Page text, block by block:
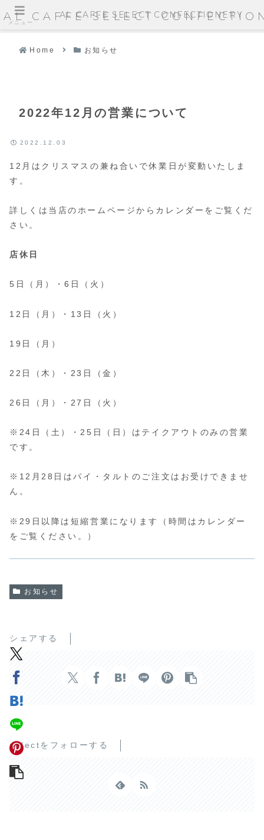
AL CAFFE SELECT
Home お知らせ
2022年12月の営業について
2022.12.03
12月はクリスマスの兼ね合いで休業日が変動いたしま
す。
詳しくは当店のホームページからカレンダーをご覧くだ
さい。
店休日
5日（月）・6日（火）
12日（月）・13日（火）
19日（月）
22日（木）・23日（金）
26日（月）・27日（火）
※24日（土）・25日（日）はテイクアウトのみの営業
です。
※12月28日はパイ・タルトのご注文はお受けできませ
ん。
※29日以降は短縮営業になります（時間はカレンダー
をご覧ください。）
お知らせ
シェアする
selectをフォローする
メニュー
AL CAFFE SELECT CONFECTIONERY